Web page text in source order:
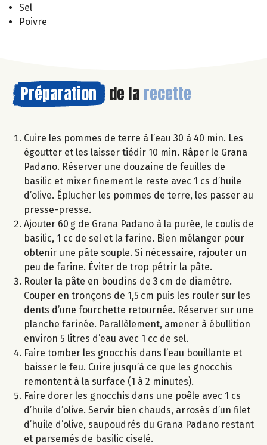
Sel
Poivre
Préparation de la recette
Cuire les pommes de terre à l’eau 30 à 40 min. Les
égoutter et les laisser tiédir 10 min. Râper le Grana
Padano. Réserver une douzaine de feuilles de
basilic et mixer finement le reste avec 1 cs d’huile
d’olive. Éplucher les pommes de terre, les passer au
presse-presse.
Ajouter 60 g de Grana Padano à la purée, le coulis de
basilic, 1 cc de sel et la farine. Bien mélanger pour
obtenir une pâte souple. Si nécessaire, rajouter un
peu de farine. Éviter de trop pétrir la pâte.
Rouler la pâte en boudins de 3 cm de diamètre.
Couper en tronçons de 1,5 cm puis les rouler sur les
dents d’une fourchette retournée. Réserver sur une
planche farinée. Parallèlement, amener à ébullition
environ 5 litres d’eau avec 1 cc de sel.
Faire tomber les gnocchis dans l’eau bouillante et
baisser le feu. Cuire jusqu’à ce que les gnocchis
remontent à la surface (1 à 2 minutes).
Faire dorer les gnocchis dans une poêle avec 1 cs
d’huile d’olive. Servir bien chauds, arrosés d’un filet
d’huile d’olive, saupoudrés du Grana Padano restant
et parsemés de basilic ciselé.